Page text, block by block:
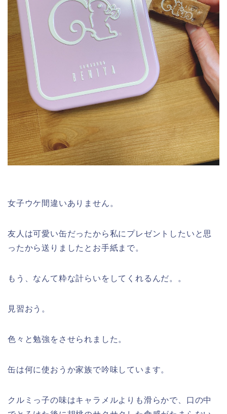
女子ウケ間違いありません。
友人は可愛い缶だったから私にプレゼントしたいと思
ったから送りましたとお手紙まで。
もう、なんて粋な計らいをしてくれるんだ。。
見習おう。
色々と勉強をさせられました。
缶は何に使おうか家族で吟味しています。
クルミっ子の味はキャラメルよりも滑らかで、口の中